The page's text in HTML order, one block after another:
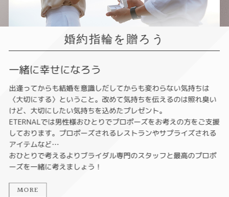
婚約指輪を贈ろう
一緒に幸せになろう
出逢ってからも結婚を意識しだしてからも変わらない気持ちは
〈大切にする〉ということ。改めて気持ちを伝えるのは照れ臭い
けど、大切にしたい気持ちを込めたプレゼント。
ETERNALでは男性様おひとりでプロポーズをお考えの方をご支援
しております。プロポーズされるレストランやサプライズされる
アイテムなど…
おひとりで考えるよりブライダル専門のスタッフと最高のプロポ
ーズを一緒に考えましょう！
MORE